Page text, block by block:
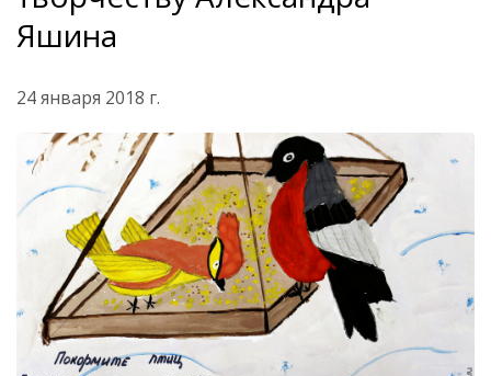
Яшина
24 января 2018 г.